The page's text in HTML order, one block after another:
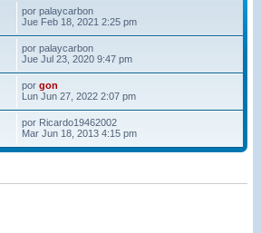
por palaycarbon
Jue Feb 18, 2021 2:25 pm
por palaycarbon
Jue Jul 23, 2020 9:47 pm
por gon
Lun Jun 27, 2022 2:07 pm
por Ricardo19462002
Mar Jun 18, 2013 4:15 pm